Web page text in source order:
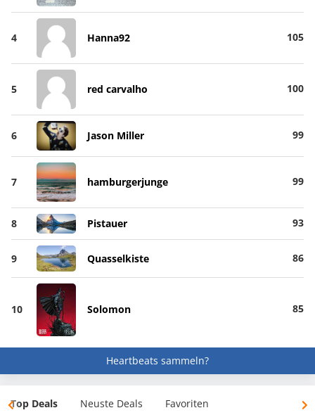
4 Hanna92 105
5 red carvalho 100
6 Jason Miller 99
7 hamburgerjunge 99
8 Pistauer 93
9 Quasselkiste 86
10 Solomon 85
Heartbeats sammeln?
Top Deals Neuste Deals Favoriten